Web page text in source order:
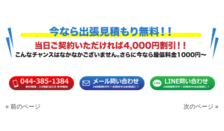
« 前のページ 次のページ »